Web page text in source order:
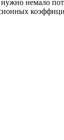
немало